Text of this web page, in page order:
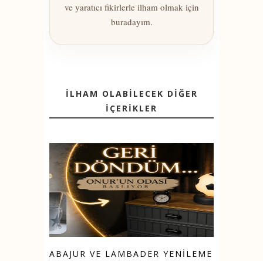
ve yaratıcı fikirlerle ilham olmak için
buradayım.
İLHAM OLABİLECEK DİĞER
İÇERİKLER
ABAJUR VE LAMBADER YENİLEME